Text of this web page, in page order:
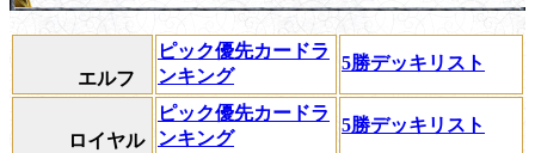
エルフ
ピック優先カードラ
ンキング
5勝デッキリスト
ロイヤル
ピック優先カードラ
ンキング
5勝デッキリスト